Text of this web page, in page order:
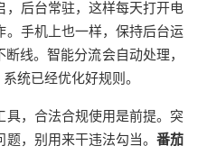
，后台常驻，这样每天打开电
。手机上也一样，保持后台运
线。智能分流会自动处理，
统已经优化好规则。
具，合法合规使用是前提。突
，别用来干违法勾当。 番茄